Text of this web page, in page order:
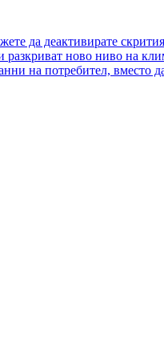
да деактивирате
разкриват ново ниво на
на потребител, вместо